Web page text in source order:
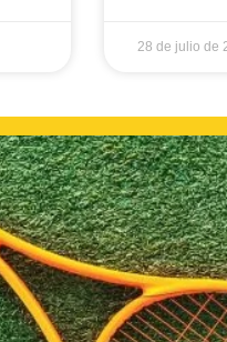
28 de julio de